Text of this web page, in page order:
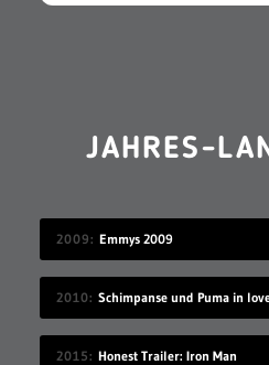
JAHRES-
2009 Emmys 2009
2010 Schimpanse und Puma in
2015 Honest Trailer: Iron Man